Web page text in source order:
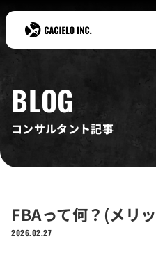
BLOG